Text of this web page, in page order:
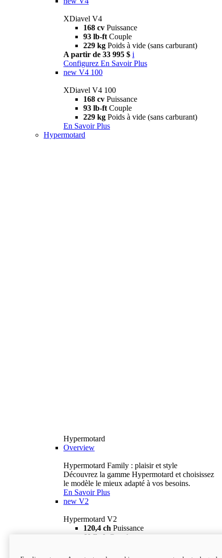
XDiavel V4
168 cv Puissance
93 lb-ft Couple
229 kg Poids à vide (sans carburant)
A partir de 33 995 $ i
Configurez En Savoir Plus
new V4 100
XDiavel V4 100
168 cv Puissance
93 lb-ft Couple
229 kg Poids à vide (sans carburant)
En Savoir Plus
Hypermotard
Hypermotard
Overview
Hypermotard Family : plaisir et style
Découvrez la gamme Hypermotard et choisissez
le modèle le mieux adapté à vos besoins.
En Savoir Plus
new V2
Hypermotard V2
120,4 ch Puissance
69 lb-ft
Couple
18 895 $